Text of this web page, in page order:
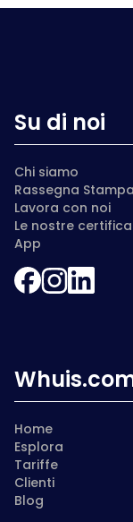
Su di noi
Chi siamo
Rassegna Stampa
Lavora con noi
Le nostre
App
Home
Esplora
Tariffe
Clienti
Blog